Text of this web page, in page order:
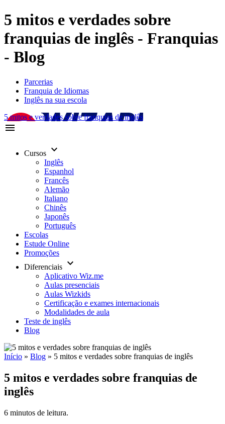
5 mitos e verdades sobre
franquias de inglês - Franquias
- Blog
Parcerias
Franquia de Idiomas
Inglês na sua escola
5 mitos e verdades sobre franquias de inglês
menu
Cursos keyboard_arrow_down
Inglês
Espanhol
Francês
Alemão
Italiano
Chinês
Japonês
Português
Escolas
Estude Online
Promoções
Diferenciais keyboard_arrow_down
Aplicativo Wiz.me
Aulas presenciais
Aulas Wizkids
Certificação e exames internacionais
Modalidades de aula
Teste de inglês
Blog
Início » Blog » 5 mitos e verdades sobre franquias de inglês
5 mitos e verdades sobre franquias de
inglês
6 minutos de leitura.